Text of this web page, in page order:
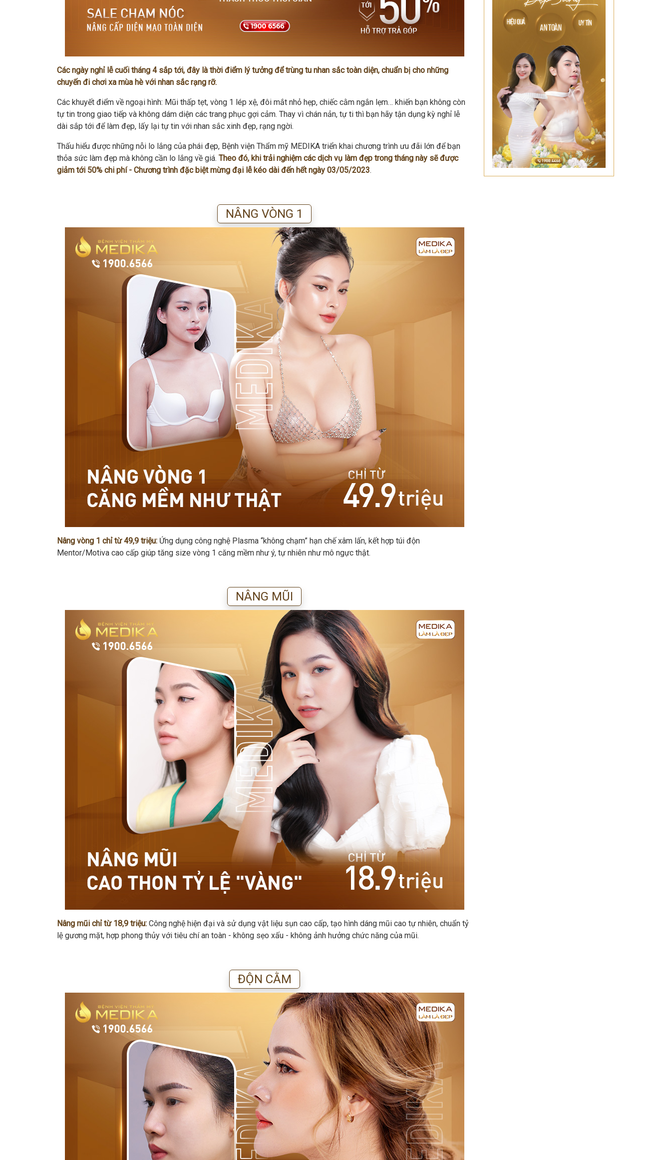
Các ngày nghỉ lễ cuối tháng 4 sắp tới, đây là thời điểm lý tưởng để trùng tu nhan sắc toàn diện, chuẩn bị cho những
chuyến đi chơi xa mùa hè với nhan sắc rạng rỡ.
Các khuyết điểm về ngoại hình: Mũi thấp tẹt, vòng 1 lép xệ, đôi mắt nhỏ hẹp, chiếc cằm ngắn lẹm… khiến bạn không còn
tự tin trong giao tiếp và không dám diện các trang phục gợi cảm. Thay vì chán nản, tự ti thì bạn hãy tận dụng kỳ nghỉ lễ
dài sắp tới để làm đẹp, lấy lại tự tin với nhan sắc xinh đẹp, rạng ngời.
Thấu hiểu được những nỗi lo lắng của phái đẹp, Bệnh viện Thẩm mỹ MEDIKA triển khai chương trình ưu đãi lớn để bạn
thỏa sức làm đẹp mà không cần lo lắng về giá. Theo đó, khi trải nghiệm các dịch vụ làm đẹp trong tháng này sẽ được
giảm tới 50% chi phí - Chương trình đặc biệt mừng đại lễ kéo dài đến hết ngày 03/05/2023.
NÂNG VÒNG 1
Nâng vòng 1 chỉ từ 49,9 triệu: Ứng dụng công nghệ Plasma “không chạm” hạn chế xâm lấn, kết hợp túi độn
Mentor/Motiva cao cấp giúp tăng size vòng 1 căng mềm như ý, tự nhiên như mô ngực thật.
NÂNG MŨI
Nâng mũi chỉ từ 18,9 triệu: Công nghệ hiện đại và sử dụng vật liệu sụn cao cấp, tạo hình dáng mũi cao tự nhiên, chuẩn tỷ
lệ gương mặt, hợp phong thủy với tiêu chí an toàn - không sẹo xấu - không ảnh hưởng chức năng của mũi.
ĐỘN CẰM